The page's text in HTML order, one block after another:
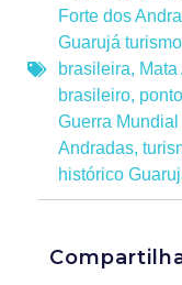
Forte dos
Guarujá
brasileira,
brasileiro,
Guerra Mundial
Andradas,
histórico